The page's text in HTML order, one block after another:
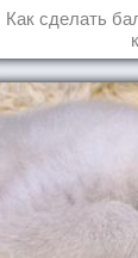
Как сделать